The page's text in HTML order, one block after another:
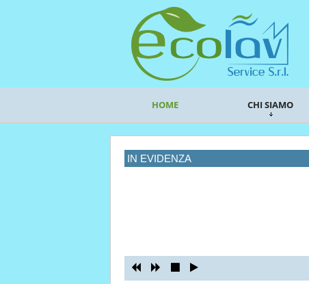
HOME CHI SIAMO
IN EVIDENZA